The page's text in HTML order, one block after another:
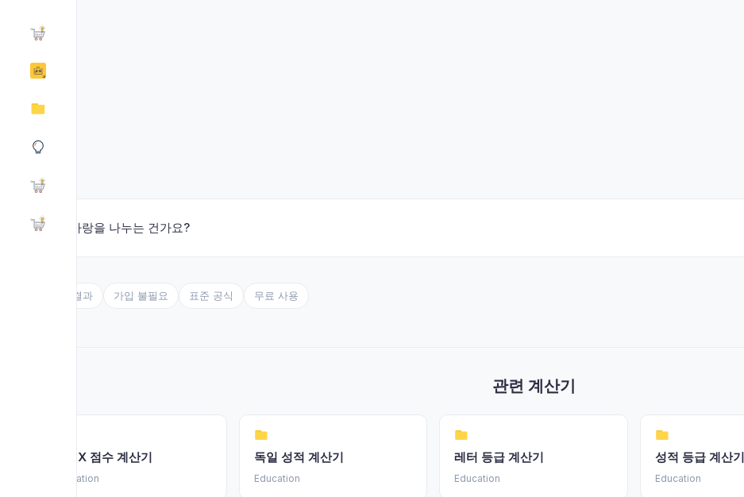
❤️ 사랑을 나누는 건가요?
즉시 결과 가입 불필요 표준 공식 무료 사용
관련 계산기
FRAX 점수 계산기
Education
독일 성적 계산기
Education
레터 등급 계산기
Education
성적 등급 계산기
Education